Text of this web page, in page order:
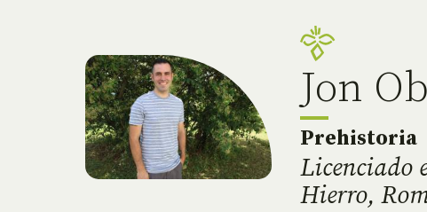
Jon
Prehistoria
Licenciado
Hierro,